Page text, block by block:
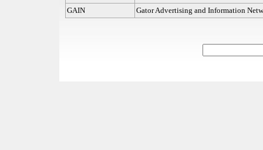
GAIN
Gator Advertising and Information